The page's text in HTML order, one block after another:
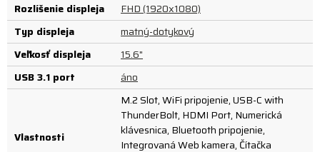
Rozlíšenie displeja
FHD (1920x1080)
Typ displeja
matný-dotykový
Veľkosť displeja
15.6"
USB 3.1 port
áno
Vlastnosti
M.2 Slot, WiFi pripojenie, USB-C with
ThunderBolt, HDMI Port, Numerická
klávesnica, Bluetooth pripojenie,
Integrovaná Web kamera, Čítačka